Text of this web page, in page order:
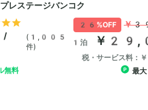
レステージバンコク
/
(1,005
件)
無料
26%OFF ￥
1泊 ￥
税・サービス料
最